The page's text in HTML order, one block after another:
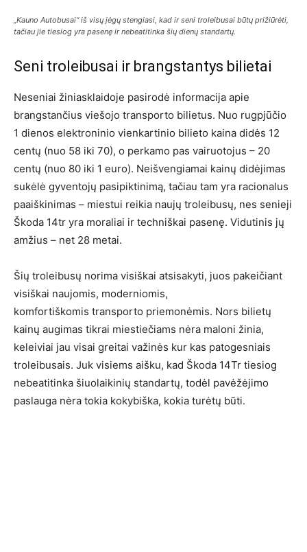
„Kauno Autobusai“ iš visų jėgų stengiasi, kad ir seni troleibusai būtų prižiūrėti,
tačiau jie tiesiog yra pasenę ir nebeatitinka šių dienų standartų.
Seni troleibusai ir brangstantys bilietai
Neseniai žiniasklaidoje pasirodė informacija apie
brangstančius viešojo transporto bilietus. Nuo rugpjūčio
1 dienos elektroninio vienkartinio bilieto kaina didės 12
centų (nuo 58 iki 70), o perkamo pas vairuotojus – 20
centų (nuo 80 iki 1 euro). Neišvengiamai kainų didėjimas
sukėlė gyventojų pasipiktinimą, tačiau tam yra racionalus
paaiškinimas – miestui reikia naujų troleibusų, nes senieji
Škoda 14tr yra moraliai ir techniškai pasenę. Vidutinis jų
amžius – net 28 metai.
Šių troleibusų norima visiškai atsisakyti, juos pakeičiant
visiškai naujomis, moderniomis,
komfortiškomis transporto priemonėmis. Nors bilietų
kainų augimas tikrai miestiečiams nėra maloni žinia,
keleiviai jau visai greitai važinės kur kas patogesniais
troleibusais. Juk visiems aišku, kad Škoda 14Tr tiesiog
nebeatitinka šiuolaikinių standartų, todėl pavėžėjimo
paslauga nėra tokia kokybiška, kokia turėtų būti.